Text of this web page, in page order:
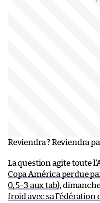
Reviendra ? Reviendra
La question agite toute
Copa América perdue
0, 5-3 aux tab),
froid avec sa Fédération